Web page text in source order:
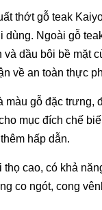
thớt gỗ teak
Ngoài gỗ
dầu bôi bề mặt
về an toàn thực
màu gỗ đặc trưng,
mục đích chế
hấp dẫn.
cao, có khả
co ngót, cong